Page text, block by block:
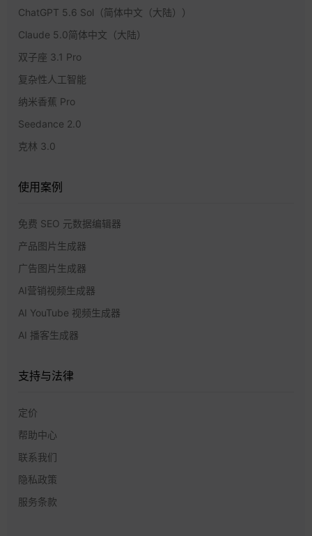
ChatGPT 5.6 Sol（简体中文（大陆））
Claude 5.0简体中文（大陆）
双子座 3.1 Pro
复杂性人工智能
纳米香蕉 Pro
Seedance 2.0
克林 3.0
使用案例
免费 SEO 元数据编辑器
产品图片生成器
广告图片生成器
AI营销视频生成器
AI YouTube 视频生成器
AI 播客生成器
支持与法律
定价
帮助中心
联系我们
隐私政策
服务条款